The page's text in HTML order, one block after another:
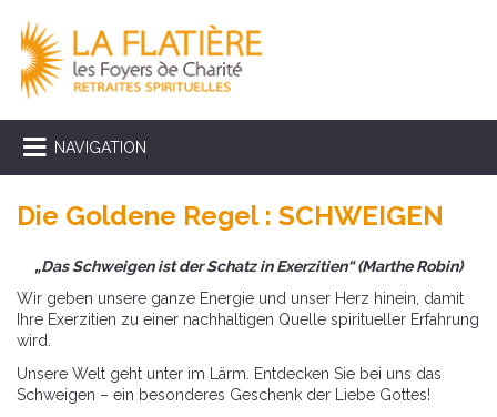
NAVIGATION
Die Goldene Regel : SCHWEIGEN
„Das Schweigen ist der Schatz in Exerzitien“ (Marthe Robin)
Wir geben unsere ganze Energie und unser Herz hinein, damit
Ihre Exerzitien zu einer nachhaltigen Quelle spiritueller Erfahrung
wird.
Unsere Welt geht unter im Lärm. Entdecken Sie bei uns das
Schweigen – ein besonderes Geschenk der Liebe Gottes!